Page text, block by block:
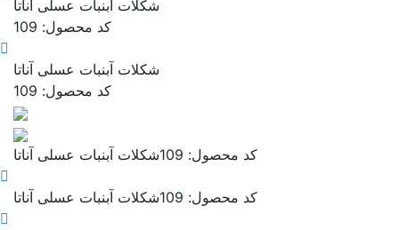
شکلات آبنبات عسلی آناتا
کد محصول: 109
شکلات آبنبات عسلی آناتا
کد محصول: 109
شکلات آبنبات عسلی آناتا کد محصول: 109
شکلات آبنبات عسلی آناتا کد محصول: 109